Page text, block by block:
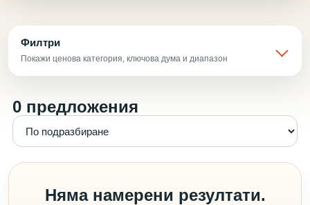
Филтри
Покажи ценова категория, ключова дума и диапазон
0 предложения
Няма намерени резултати.